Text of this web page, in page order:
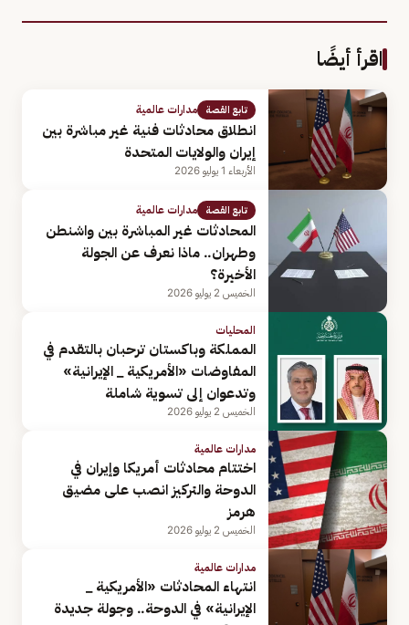
اقرأ أيضًا
تابع القصة مدارات عالمية
انطلاق محادثات فنية غير مباشرة بين
إيران والولايات المتحدة
الأربعاء 1 يوليو 2026
تابع القصة مدارات عالمية
المحادثات غير المباشرة بين واشنطن
وطهران.. ماذا نعرف عن الجولة
الأخيرة؟
الخميس 2 يوليو 2026
المحليات
المملكة وباكستان ترحبان بالتقدم في
المفاوضات «الأمريكية _ الإيرانية»
وتدعوان إلى تسوية شاملة
الخميس 2 يوليو 2026
مدارات عالمية
اختتام محادثات أمريكا وإيران في
الدوحة والتركيز انصب على مضيق
هرمز
الخميس 2 يوليو 2026
مدارات عالمية
انتهاء المحادثات «الأمريكية _
الإيرانية» في الدوحة.. وجولة جديدة